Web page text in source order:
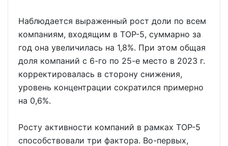
Наблюдается выраженный рост доли по всем
компаниям, входящим в ТОР-5, суммарно за
год она увеличилась на 1,8%. При этом общая
доля компаний с 6-го по 25-е место в 2023 г.
корректировалась в сторону снижения,
уровень концентрации сократился примерно
на 0,6%.
Росту активности компаний в рамках ТОР-5
способствовали три фактора. Во-первых,